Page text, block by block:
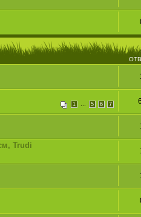
1 5 6 7
Trudi